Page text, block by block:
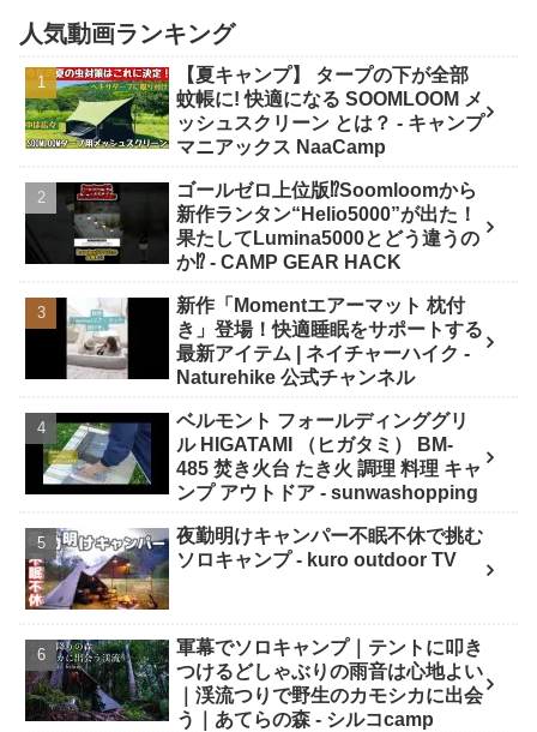
人気動画ランキング
【夏キャンプ】 タープの下が全部
蚊帳に! 快適になる SOOMLOOM メ
ッシュスクリーン とは？ - キャンプ
マニアックス NaaCamp
ゴールゼロ上位版⁉️Soomloomから
新作ランタン“Helio5000”が出た！
果たしてLumina5000とどう違うの
か⁉️ - CAMP GEAR HACK
新作「Momentエアーマット 枕付
き」登場！快適睡眠をサポートする
最新アイテム | ネイチャーハイク -
Naturehike 公式チャンネル
ベルモント フォールディンググリ
ル HIGATAMI （ヒガタミ） BM-
485 焚き火台 たき火 調理 料理 キャ
ンプ アウトドア - sunwashopping
夜勤明けキャンパー不眠不休で挑む
ソロキャンプ - kuro outdoor TV
軍幕でソロキャンプ｜テントに叩き
つけるどしゃぶりの雨音は心地よい
｜渓流つりで野生のカモシカに出会
う｜あてらの森 - シルコcamp